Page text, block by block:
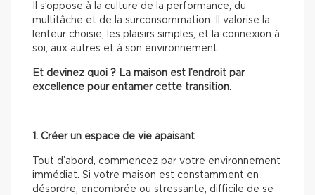
Il s’oppose à la culture de la performance, du
multitâche et de la surconsommation. Il valorise la
lenteur choisie, les plaisirs simples, et la connexion à
soi, aux autres et à son environnement.
Et devinez quoi ? La maison est l’endroit par
excellence pour entamer cette transition.
1. Créer un espace de vie apaisant
Tout d’abord, commencez par votre environnement
immédiat. Si votre maison est constamment en
désordre, encombrée ou stressante, difficile de se